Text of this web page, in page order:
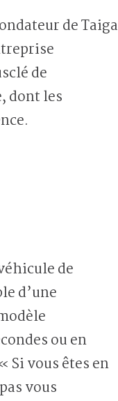
de Taiga
de
dont les
de
d’une
ou en
Si vous êtes en
vous